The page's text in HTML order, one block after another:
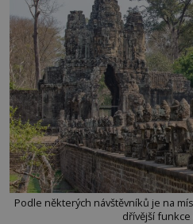
Podle některých návštěvníků je na
dřívější funkce